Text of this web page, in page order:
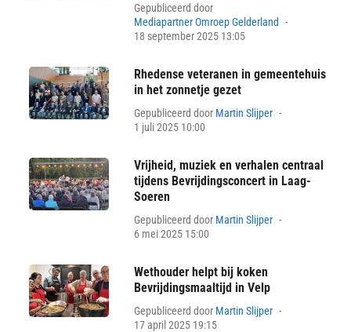
Gepubliceerd door
Mediapartner Omroep Gelderland
18 september 2025 13:05
Rhedense veteranen in gemeentehuis
in het zonnetje gezet
Gepubliceerd door Martin Slijper
1 juli 2025 10:00
Vrijheid, muziek en verhalen centraal
tijdens Bevrijdingsconcert in Laag-
Soeren
Gepubliceerd door Martin Slijper
6 mei 2025 15:00
Wethouder helpt bij koken
Bevrijdingsmaaltijd in Velp
Gepubliceerd door Martin Slijper
17 april 2025 19:15